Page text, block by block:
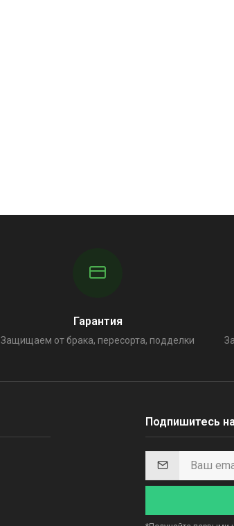
Гарантия
Защищаем от брака, пересорта, подделки
Подпишитесь